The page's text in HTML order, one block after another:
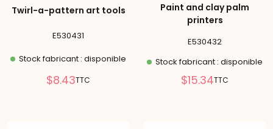
Twirl-a-pattern art tools
E530431
Stock fabricant : disponible
Prix
$8.43TTC
Paint and clay palm
printers
E530432
Stock fabricant : disponible
Prix
$15.34TTC